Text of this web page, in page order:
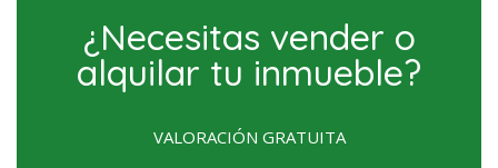
¿Necesitas vender o
alquilar tu inmueble?
VALORACIÓN GRATUITA